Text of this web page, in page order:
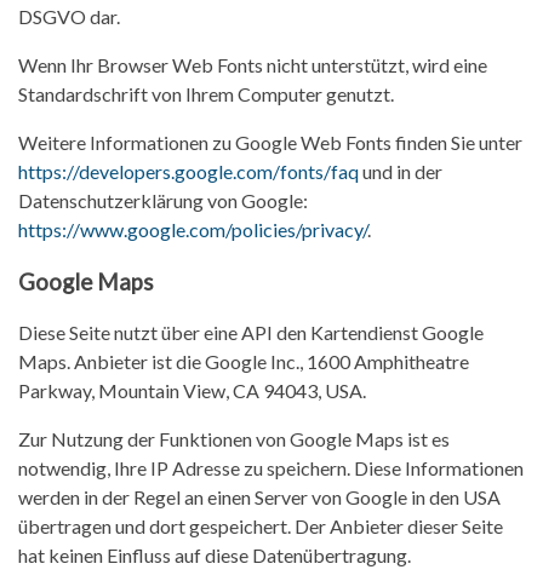
DSGVO dar.
Wenn Ihr Browser Web Fonts nicht unterstützt, wird eine
Standardschrift von Ihrem Computer genutzt.
Weitere Informationen zu Google Web Fonts finden Sie unter
https://developers.google.com/fonts/faqund in der
Datenschutzerklärung von Google:
https://www.google.com/policies/privacy/.
Google Maps
Diese Seite nutzt über eine API den Kartendienst Google
Maps. Anbieter ist die Google Inc., 1600 Amphitheatre
Parkway, Mountain View, CA 94043, USA.
Zur Nutzung der Funktionen von Google Maps ist es
notwendig, Ihre IP Adresse zu speichern. Diese Informationen
werden in der Regel an einen Server von Google in den USA
übertragen und dort gespeichert. Der Anbieter dieser Seite
hat keinen Einfluss auf diese Datenübertragung.